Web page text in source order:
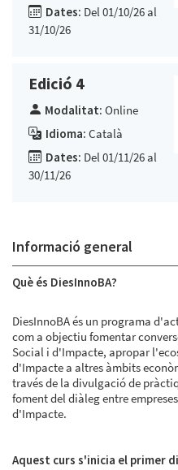
Dates: Del 01/10/26 al
31/10/26
Edició 4
Modalitat: Online
Idioma: Català
Dates: Del 01/11/26 al
30/11/26
Informació general
Què és DiesInnoBA?
DiesInnoBA és un programa
com a objectiu fomentar
Social i d'Impacte, apropar
d'Impacte a altres àmbits
través de la divulgació de
foment del diàleg entre
d'Impacte.
Aquest curs s'inicia el primer